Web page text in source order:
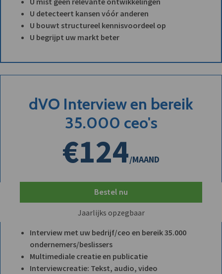
U detecteert kansen vóór anderen
U bouwt structureel kennisvoordeel op
U begrijpt uw markt beter
dVO Interview en bereik
35.000 ceo's
€124/MAAND
Bestel nu
Jaarlijks opzegbaar
Interview met uw bedrijf/ceo en bereik 35.000
ondernemers/beslissers
Multimediale creatie en publicatie
Interviewcreatie: Tekst, audio, video